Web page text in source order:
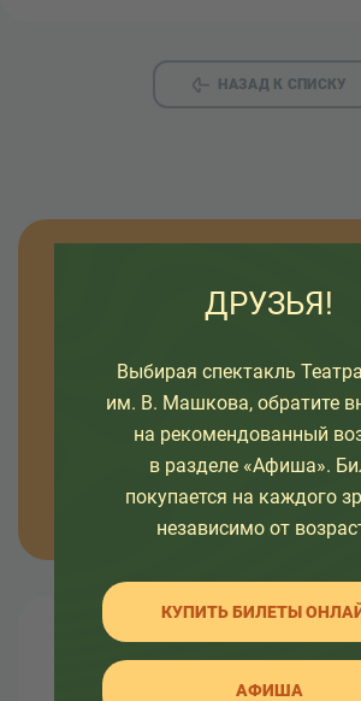
НАЗАД К СПИСКУ
Узнавайте
о премьерах спектаклей, наших
интересных событиях в жизни
О театре
ДРУЗЬЯ!
Выбирая спектакль
им. В. Машкова, обратите
на рекомендованный
в разделе «Афиша».
покупается на каждого
независимо от
КУПИТЬ БИЛЕТЫ
АФИША